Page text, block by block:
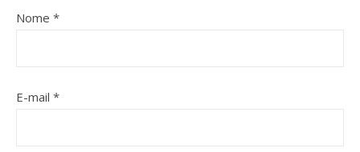
Nome *
E-mail *